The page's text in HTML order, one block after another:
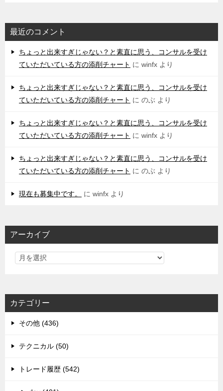
最近のコメント
ちょっと出来すぎじゃない？と素直に思う、コンサルを受け
ていただいている方の添削チャート に winfx より
ちょっと出来すぎじゃない？と素直に思う、コンサルを受け
ていただいている方の添削チャート に のぶ より
ちょっと出来すぎじゃない？と素直に思う、コンサルを受け
ていただいている方の添削チャート に winfx より
ちょっと出来すぎじゃない？と素直に思う、コンサルを受け
ていただいている方の添削チャート に のぶ より
現在も募集中です。 に winfx より
アーカイブ
カテゴリー
その他 (436)
テクニカル (50)
トレード履歴 (542)